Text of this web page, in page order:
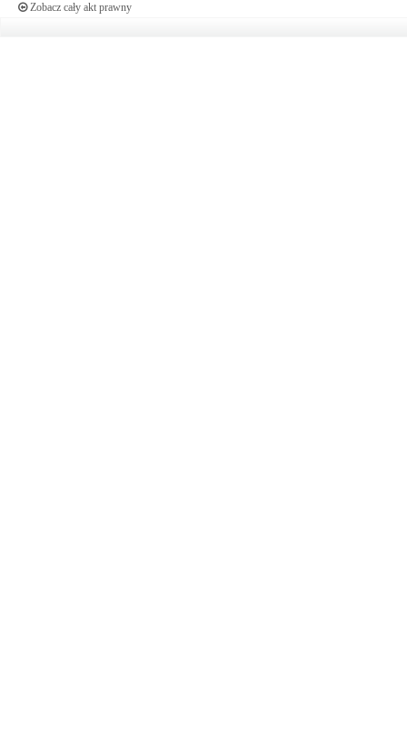
Zobacz cały akt prawny